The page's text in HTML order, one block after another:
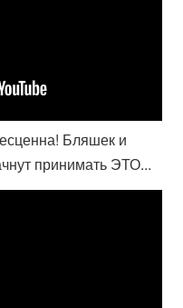
Бляшек и
принимать ЭТО...